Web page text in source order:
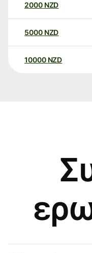
2000 NZD
5000 NZD
10000 NZD